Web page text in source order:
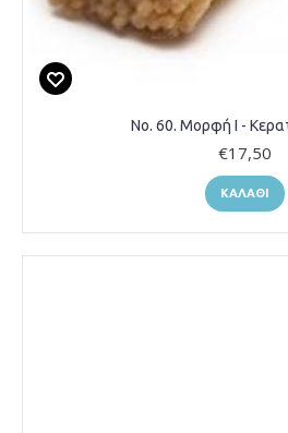
Νο. 60. Μορφή Ι -
€17,50
ΚΑΛΆΘΙ